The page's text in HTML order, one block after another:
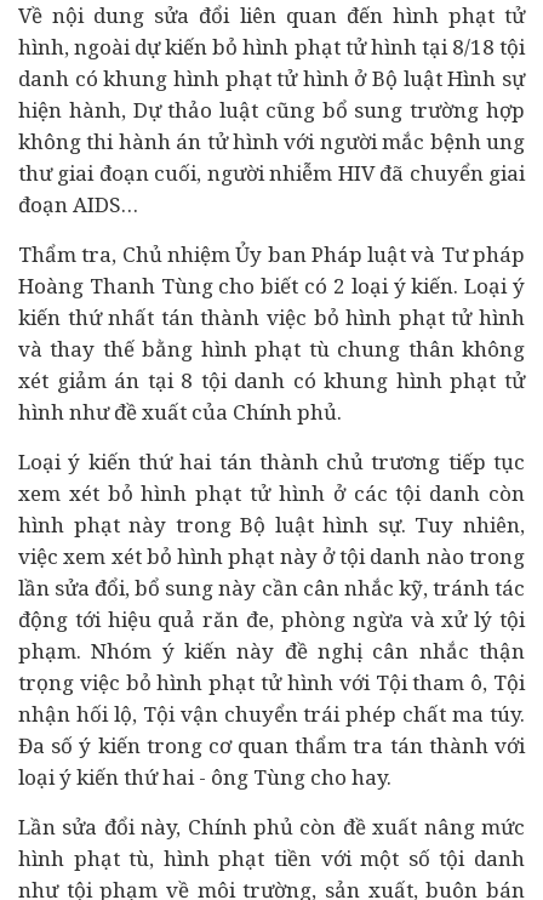
Về nội dung sửa đổi liên quan đến hình phạt tử
hình, ngoài dự kiến bỏ hình phạt tử hình tại 8/18 tội
danh có khung hình phạt tử hình ở Bộ luật Hình sự
hiện hành, Dự thảo luật cũng bổ sung trường hợp
không thi hành án tử hình với người mắc bệnh ung
thư giai đoạn cuối, người nhiễm HIV đã chuyển giai
đoạn AIDS…
Thẩm tra, Chủ nhiệm Ủy ban Pháp luật và Tư pháp
Hoàng Thanh Tùng cho biết có 2 loại ý kiến. Loại ý
kiến thứ nhất tán thành việc bỏ hình phạt tử hình
và thay thế bằng hình phạt tù chung thân không
xét giảm án tại 8 tội danh có khung hình phạt tử
hình như đề xuất của Chính phủ.
Loại ý kiến thứ hai tán thành chủ trương tiếp tục
xem xét bỏ hình phạt tử hình ở các tội danh còn
hình phạt này trong Bộ luật hình sự. Tuy nhiên,
việc xem xét bỏ hình phạt này ở tội danh nào trong
lần sửa đổi, bổ sung này cần cân nhắc kỹ, tránh tác
động tới hiệu quả răn đe, phòng ngừa và xử lý tội
phạm. Nhóm ý kiến này đề nghị cân nhắc thận
trọng việc bỏ hình phạt tử hình với Tội tham ô, Tội
nhận hối lộ, Tội vận chuyển trái phép chất ma túy.
Đa số ý kiến trong cơ quan thẩm tra tán thành với
loại ý kiến thứ hai - ông Tùng cho hay.
Lần sửa đổi này, Chính phủ còn đề xuất nâng mức
hình phạt tù, hình phạt tiền với một số tội danh
như tội phạm về môi trường, sản xuất, buôn bán